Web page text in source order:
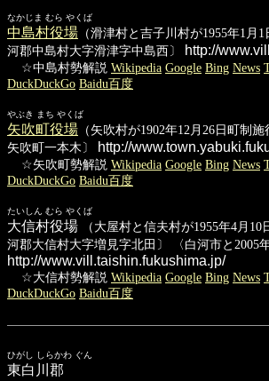
なかじま むら やくば
中島村役場 （滑津村と吉子川村が1955年1月
河郡中島村大字滑津字中島西〕
http://
☆中島村勢解説 Wikipedia Google Bing News
DuckDuckGo Baidu百度
やぶき まち やくば
矢吹町役場 （矢吹村が1902年12月26日町制
矢吹町一本木〕
http://
☆矢吹町勢解説 Wikipedia Google Bing News
DuckDuckGo Baidu百度
たいしん むら やくば
大信村役場 （大屋村と信夫村が1955年4月
河郡大信村大字増見字北田〕 〈白河市と2005
http://www.vill.taishin.fukushima.jp/
☆大信村勢解説 Wikipedia Google Bing News
DuckDuckGo Baidu百度
ひがし しらかわ ぐん
東白川郡